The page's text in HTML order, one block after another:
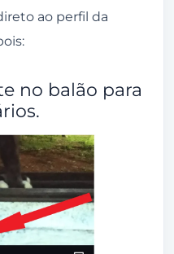
ao perfil da
no balão para